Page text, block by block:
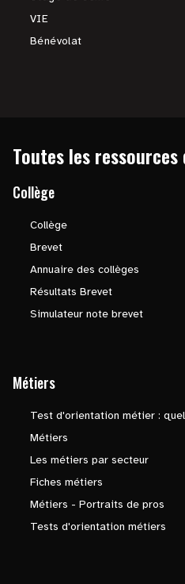
VIE
Bénévolat
Toutes les ressources
Collège
Collège
Brevet
Annuaire des collèges
Résultats Brevet
Simulateur note brevet
Métiers
Test d'orientation métier :
Métiers
Les métiers par secteur
Fiches métiers
Métiers - Portraits de pros
Tests d'orientation métiers